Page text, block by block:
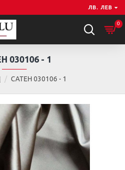
ЛВ. ЛЕВ
0
САТЕН 030106 - 1
030106 - 1